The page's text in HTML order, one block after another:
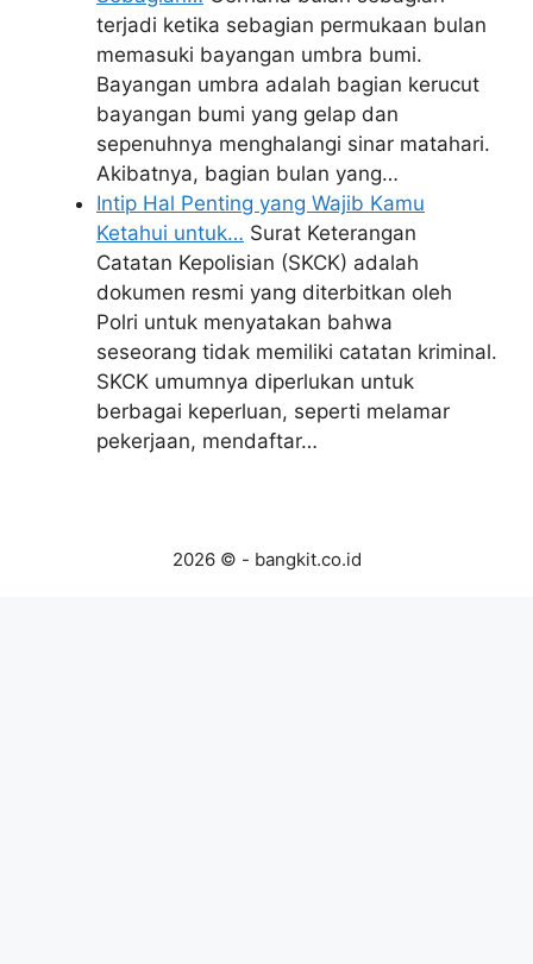
terjadi ketika sebagian permukaan bulan
memasuki bayangan umbra bumi.
Bayangan umbra adalah bagian kerucut
bayangan bumi yang gelap dan
sepenuhnya menghalangi sinar matahari.
Akibatnya, bagian bulan yang…
Intip Hal Penting yang Wajib Kamu
Ketahui untuk… Surat Keterangan
Catatan Kepolisian (SKCK) adalah
dokumen resmi yang diterbitkan oleh
Polri untuk menyatakan bahwa
seseorang tidak memiliki catatan kriminal.
SKCK umumnya diperlukan untuk
berbagai keperluan, seperti melamar
pekerjaan, mendaftar…
2026 © - bangkit.co.id